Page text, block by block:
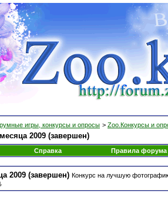
игры, конкурсы и опросы > Zoo.Конкурсы и
2009 (завершен)
Справка Правила форума
2009 (завершен) Конкурс на лучшую